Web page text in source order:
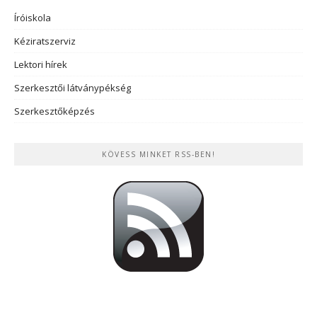
Íróiskola
Kéziratszerviz
Lektori hírek
Szerkesztői látványpékség
Szerkesztőképzés
KÖVESS MINKET RSS-BEN!